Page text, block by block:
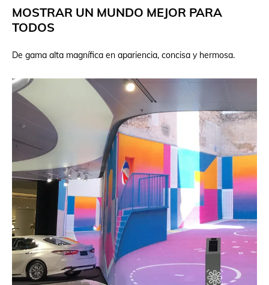
MOSTRAR UN MUNDO MEJOR PARA
TODOS
De gama alta magnífica en apariencia, concisa y hermosa.